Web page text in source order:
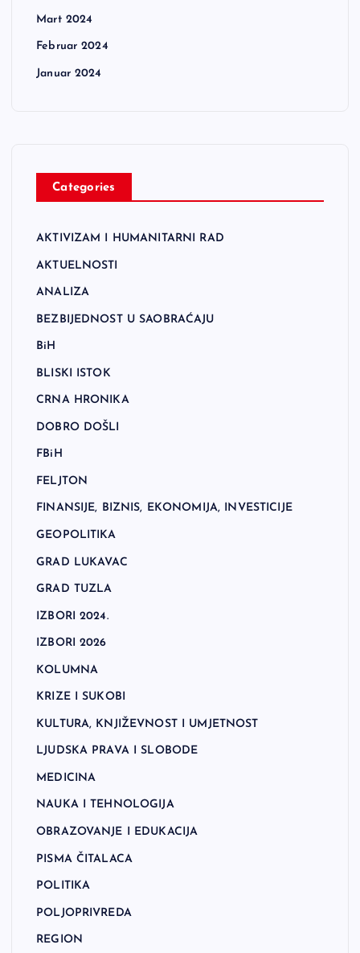
Mart 2024
Februar 2024
Januar 2024
Categories
AKTIVIZAM I HUMANITARNI RAD
AKTUELNOSTI
ANALIZA
BEZBIJEDNOST U SAOBRAĆAJU
BiH
BLISKI ISTOK
CRNA HRONIKA
DOBRO DOŠLI
FBiH
FELJTON
FINANSIJE, BIZNIS, EKONOMIJA, INVESTICIJE
GEOPOLITIKA
GRAD LUKAVAC
GRAD TUZLA
IZBORI 2024.
IZBORI 2026
KOLUMNA
KRIZE I SUKOBI
KULTURA, KNJIŽEVNOST I UMJETNOST
LJUDSKA PRAVA I SLOBODE
MEDICINA
NAUKA I TEHNOLOGIJA
OBRAZOVANJE I EDUKACIJA
PISMA ČITALACA
POLITIKA
POLJOPRIVREDA
REGION